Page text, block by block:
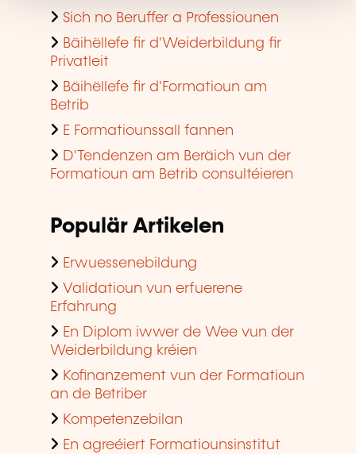
Sich no Beruffer a Professiounen
Bäihëllefe fir d'Weiderbildung fir
Privatleit
Bäihëllefe fir d'Formatioun am
Betrib
E Formatiounssall fannen
D'Tendenzen am Beräich vun der
Formatioun am Betrib consultéieren
Populär Artikelen
Erwuessenebildung
Validatioun vun erfuerene
Erfahrung
En Diplom iwwer de Wee vun der
Weiderbildung kréien
Kofinanzement vun der Formatioun
an de Betriber
Kompetenzebilan
En agreéiert Formatiounsinstitut